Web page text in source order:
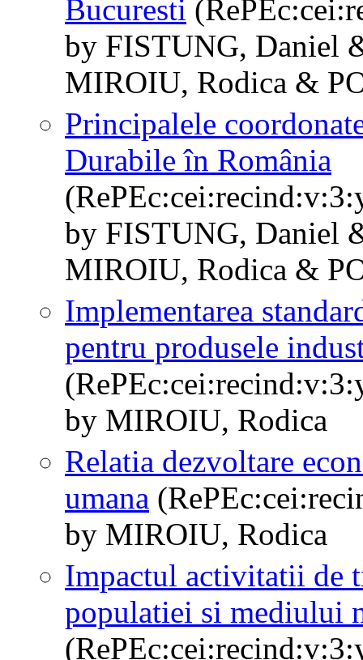
Bucuresti
by FISTUNG, Daniel
MIROIU, Rodica &
Principalele
Durabile în România
by FISTUNG, Daniel
MIROIU, Rodica &
Implementarea
pentru produsele
by MIROIU, Rodica
Relatia dezvoltare
umana
by MIROIU, Rodica
Impactul activitatii de
populatiei si mediului